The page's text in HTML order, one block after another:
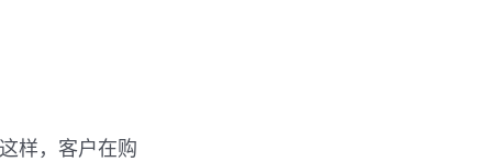
样，客户在购